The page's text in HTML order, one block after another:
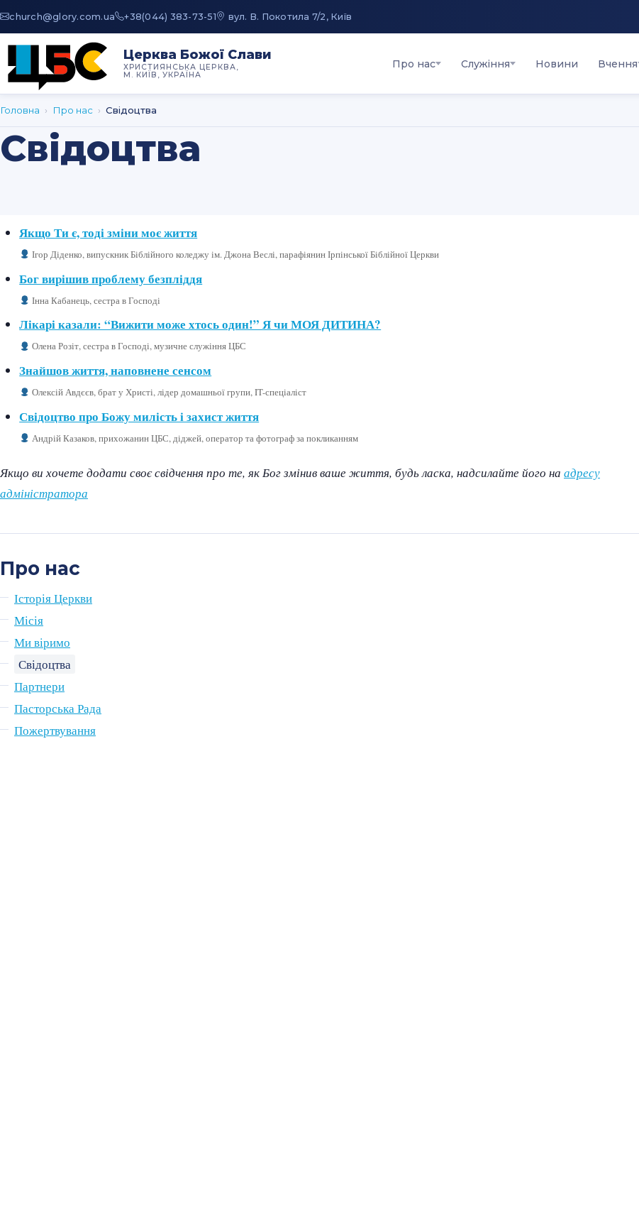
au.moc.yrolg@hcruhc +38(044) 383-73-51 вул. В. Покотила 7/2, Київ
Церква Божої Слави
ХРИСТИЯНСЬКА ЦЕРКВА,
М. КИЇВ, УКРАЇНА
Про нас Служіння Новини Вчення
Головна › Про нас › Свідоцтва
Свідоцтва
Якщо Ти є, тоді зміни моє життя
Ігор Діденко, випускник Біблійного коледжу ім. Джона Веслі, парафіянин Ірпінської Біблійної Церкви
Бог вирішив проблему безпліддя
Інна Кабанець, сестра в Господі
Лікарі казали: “Вижити може хтось один!” Я чи МОЯ ДИТИНА?
Олена Розіт, сестра в Господі, музичне служіння ЦБС
Знайшов життя, наповнене сенсом
Олексій Авдєєв, брат у Христі, лідер домашньої групи, IT-спеціаліст
Свідоцтво про Божу милість і захист життя
Андрій Казаков, прихожанин ЦБС, діджей, оператор та фотограф за покликанням
Якщо ви хочете додати своє свідчення про те, як Бог змінив ваше життя, будь ласка, надсилайте його на адресу
адміністратора
Про нас
Історія Церкви
Місія
Ми віримо
Свідоцтва
Партнери
Пасторська Рада
Пожертвування